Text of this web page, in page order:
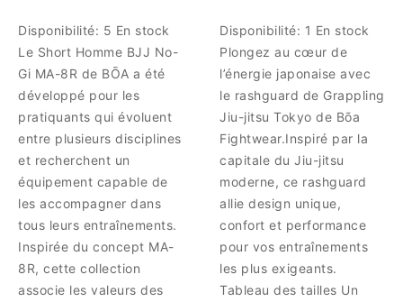
Disponibilité: 5 En stock
Le Short Homme BJJ No-
Gi MA-8R de BŌA a été
développé pour les
pratiquants qui évoluent
entre plusieurs disciplines
et recherchent un
équipement capable de
les accompagner dans
tous leurs entraînements.
Inspirée du concept MA-
8R, cette collection
associe les valeurs des
Disponibilité: 1 En stock
Plongez au cœur de
l’énergie japonaise avec
le rashguard de Grappling
Jiu-jitsu Tokyo de Bōa
Fightwear.Inspiré par la
capitale du Jiu-jitsu
moderne, ce rashguard
allie design unique,
confort et performance
pour vos entraînements
les plus exigeants.
Tableau des tailles Un